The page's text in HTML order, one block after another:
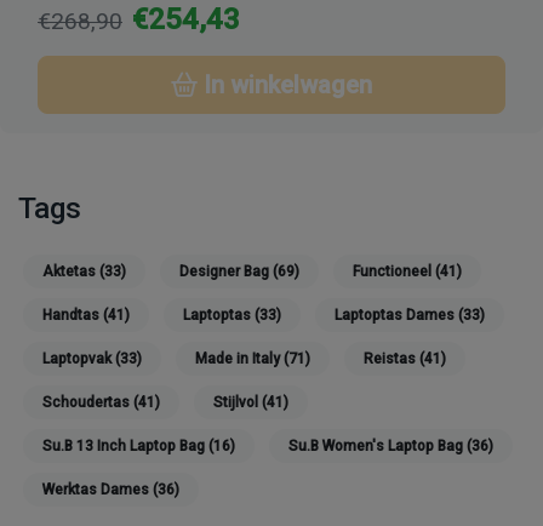
€268,90 €254,43
In winkelwagen
Tags
Aktetas (33) Designer Bag (69) Functioneel (41)
Handtas (41) Laptoptas (33) Laptoptas Dames (33)
Laptopvak(33) Made in Italy(71) Reistas (41)
Schoudertas (41) Stijlvol (41)
Su.B 13 Inch Laptop Bag (16) Su.B Women's Laptop Bag (36)
Werktas Dames (36)